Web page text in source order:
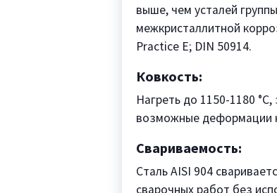
выше, чем усталей
межкристаллитной
Practice E; DIN 50914.
Ковкость:
Нагреть до 1150-1180
возможные деформации
Свариваемость:
Сталь AISI 904
сварочных работ без